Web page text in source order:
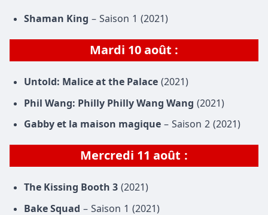
Shaman King – Saison 1 (2021)
Mardi 10 août :
Untold: Malice at the Palace (2021)
Phil Wang: Philly Philly Wang Wang (2021)
Gabby et la maison magique – Saison 2 (2021)
Mercredi 11 août :
The Kissing Booth 3 (2021)
Bake Squad – Saison 1 (2021)